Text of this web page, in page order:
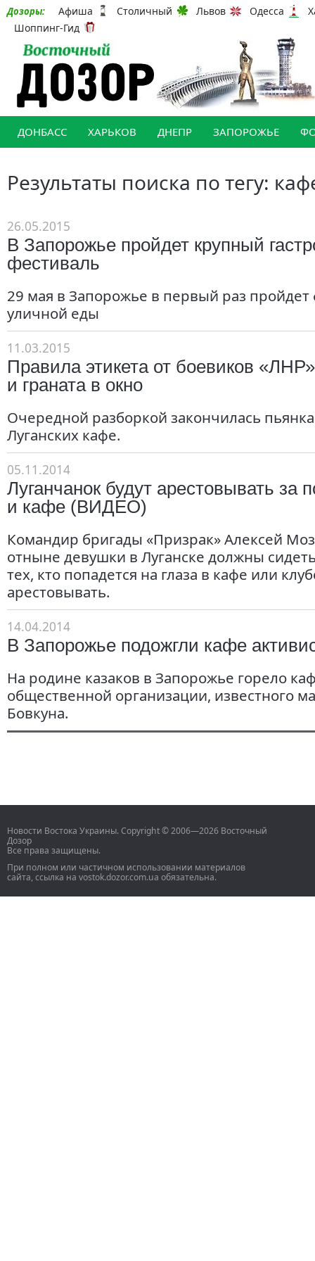
Дозоры: Афиша Столичный Львов Одесса
Шоппинг-Гид
ДОНБАСС ХАРЬКОВ ДНЕПР ЗАПОРОЖЬЕ
Результаты поиска по тегу:
26.05.2015
В Запорожье пройдет крупный
фестиваль
29 мая в Запорожье в первый раз пройдет
уличной еды
11.03.2015
Правила этикета от боевиков
и граната в окно
Очередной разборкой закончилась
Луганских кафе.
05.11.2014
Луганчанок будут арестовывать за
и кафе (ВИДЕО)
Командир бригады «Призрак» Алексей
отныне девушки в Луганске должны
тех, кто попадется на глаза в кафе или
арестовывать.
14.04.2014
В Запорожье подожгли кафе
На родине казаков в Запорожье горело
общественной организации, известного
Бовкуна.
Новости Востока Украины. Copyright © 2006—2026 Восточный
Дозор
Все права защищены.
При полном или частичном использовании материалов
сайта, ссылка на vostok.dozor.com.ua обязательна.